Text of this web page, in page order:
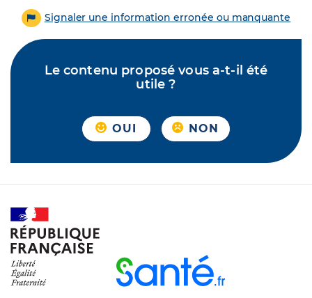
Signaler une information erronée ou manquante
Le contenu proposé vous a-t-il été
utile ?
OUI NON